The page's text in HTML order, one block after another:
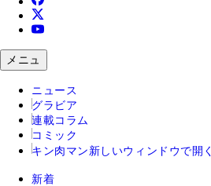
メニュ
ニュース
グラビア
連載コラム
コミック
キン肉マン 新しいウィンドウで開く
新着